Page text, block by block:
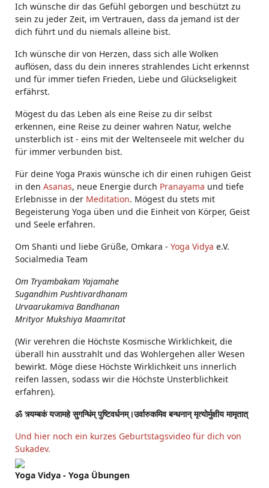
Ich wünsche dir das Gefühl geborgen und beschützt zu
sein zu jeder Zeit, im Vertrauen, dass da jemand ist der
dich führt und du niemals alleine bist.
Ich wünsche dir von Herzen, dass sich alle Wolken
auflösen, dass du dein inneres strahlendes Licht erkennst
und für immer tiefen Frieden, Liebe und Glückseligkeit
erfährst.
Mögest du das Leben als eine Reise zu dir selbst
erkennen, eine Reise zu deiner wahren Natur, welche
unsterblich ist - eins mit der Weltenseele mit welcher du
für immer verbunden bist.
Für deine Yoga Praxis wünsche ich dir einen ruhigen Geist
in den Asanas, neue Energie durch Pranayama und tiefe
Erlebnisse in der Meditation. Mögest du stets mit
Begeisterung Yoga üben und die Einheit von Körper, Geist
und Seele erfahren.
Om Shanti und liebe Grüße, Omkara - Yoga Vidya e.V.
Socialmedia Team
Om Tryambakam Yajamahe
Sugandhim Pushtivardhanam
Urvaarukamiva Bandhanan
Mrityor Mukshiya Maamritat
(Wir verehren die Höchste Kosmische Wirklichkeit, die
überall hin ausstrahlt und das Wohlergehen aller Wesen
bewirkt. Möge diese Höchste Wirklichkeit uns innerlich
reifen lassen, sodass wir die Höchste Unsterblichkeit
erfahren).
ॐ त्र्यम्बकं यजामहे सुगन्धिंम् पुष्टिवर्धनम्।उर्वारुकमिव बन्धनान् मृत्योर्मुक्षीय मामृतात्
Und hier noch ein kurzes Geburtstagsvideo für dich von
Sukadev.
Yoga Vidya - Yoga Übungen